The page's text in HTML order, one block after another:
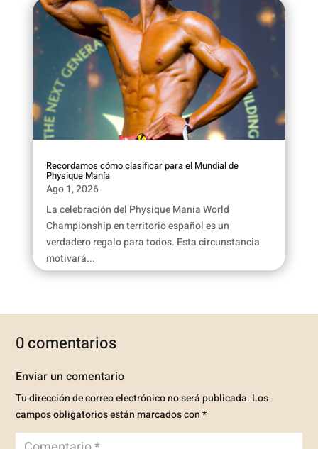
Recordamos cómo clasificar para el Mundial de
Physique Manía
Ago 1, 2026
La celebración del Physique Mania World
Championship en territorio español es un
verdadero regalo para todos. Esta circunstancia
motivará...
0 comentarios
Enviar un comentario
Tu dirección de correo electrónico no será publicada. Los
campos obligatorios están marcados con*